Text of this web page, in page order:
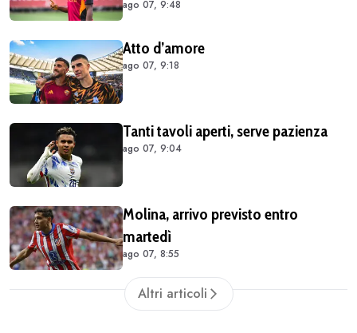
altri profili
ago 07, 9:48
Atto d’amore
ago 07, 9:18
Tanti tavoli aperti, serve pazienza
ago 07, 9:04
Molina, arrivo previsto entro
martedì
ago 07, 8:55
Altri articoli